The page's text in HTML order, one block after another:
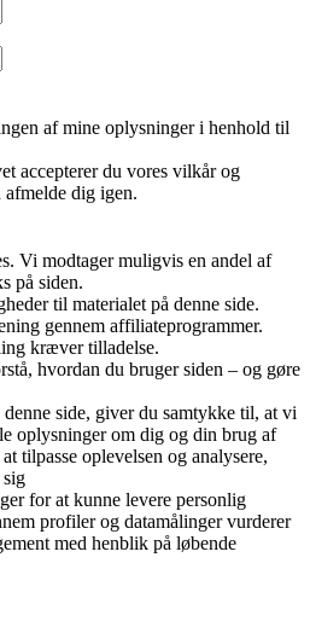
af mine oplysninger i henhold til
accepterer du vores vilkår og
dig igen.
Vi modtager muligvis en andel af
på siden.
til materialet på denne side.
gennem affiliateprogrammer.
kræver tilladelse.
hvordan du bruger siden – og gøre
side, giver du samtykke til, at vi
oplysninger om dig og din brug af
tilpasse oplevelsen og analysere,
for at kunne levere personlig
profiler og datamålinger vurderer
med henblik på løbende